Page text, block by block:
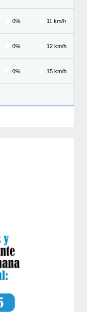
0% 11 km/h
0% 12 km/h
0% 15 km/h